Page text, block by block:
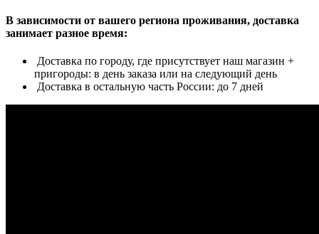
В зависимости от вашего региона проживания, доставка
занимает разное время:
Доставка по городу, где присутствует наш магазин +
пригороды: в день заказа или на следующий день
Доставка в остальную часть России: до 7 дней